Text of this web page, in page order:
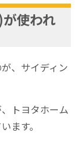
使われ
、サイディン
トヨタホーム
ます。